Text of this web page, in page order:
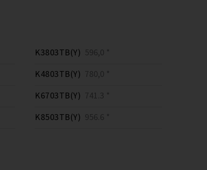
K3803TB(Y) 596,0 *
K4803TB(Y) 780,0 *
K6703TB(Y) 741.3 *
K8503TB(Y) 956.6 *